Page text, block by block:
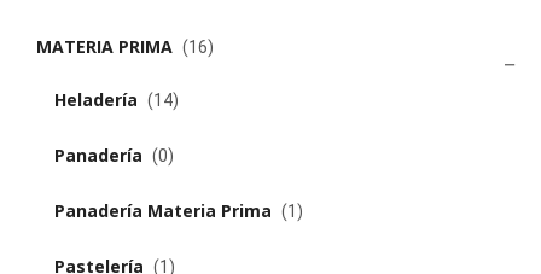
MATERIA PRIMA (16)
Heladería (14)
Panadería (0)
Panadería Materia Prima (1)
Pastelería (1)